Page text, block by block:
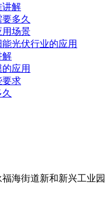
讲解
多久
用场景
光伏行业的应用
解
应用
要求
海街道新和新兴工业园